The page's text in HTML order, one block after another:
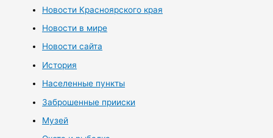
Новости Красноярского края
Новости в мире
Новости сайта
История
Населенные пункты
Заброшенные прииски
Музей